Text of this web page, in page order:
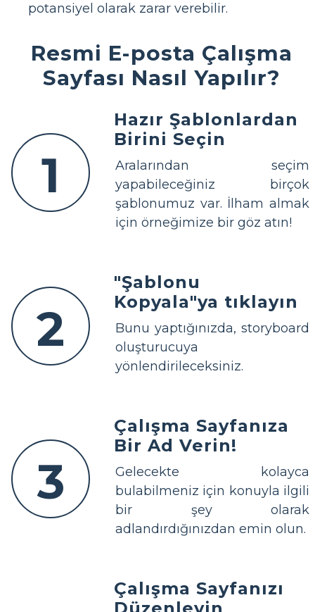
potansiyel olarak zarar verebilir.
Resmi E-posta Çalışma
Sayfası Nasıl Yapılır?
1
Hazır Şablonlardan
Birini Seçin
Aralarından seçim
yapabileceğiniz birçok
şablonumuz var. İlham almak
için örneğimize bir göz atın!
2
"Şablonu
Kopyala"ya tıklayın
Bunu yaptığınızda, storyboard
oluşturucuya
yönlendirileceksiniz.
3
Çalışma Sayfanıza
Bir Ad Verin!
Gelecekte kolayca
bulabilmeniz için konuyla ilgili
bir şey olarak
adlandırdığınızdan emin olun.
Çalışma Sayfanızı